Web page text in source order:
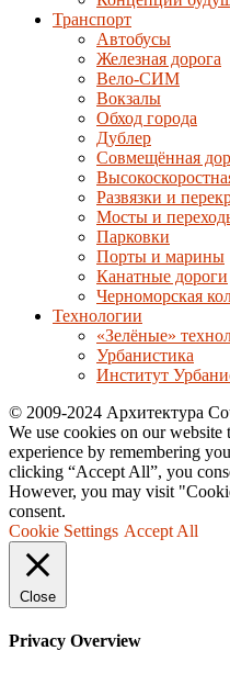
Транспорт
Автобусы
Железная дорога
Вело-СИМ
Вокзалы
Обход города
Дублер
Совмещённая
Развязки и
Мосты и
Парковки
Порты и марины
Канатные дороги
Черноморская
Технологии
«Зелёные»
Урбанистика
Институт
© 2009-2024 Архитектура
We use cookies on our
experience by remembering
clicking “Accept All”, you
However, you may visit
consent.
Cookie Settings Accept All
Close
Privacy Overview